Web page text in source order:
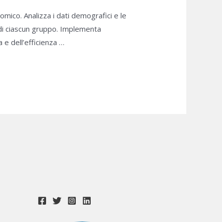
Analizza i dati demografici e le
gruppo. Implementa
e dell’efficienza …